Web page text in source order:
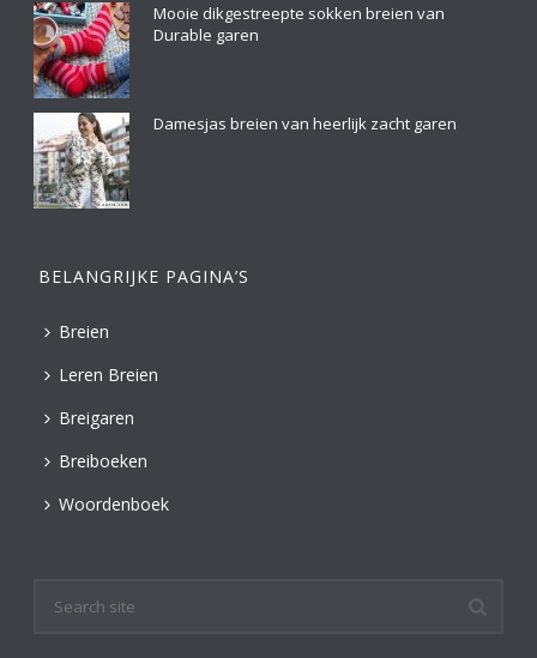
Mooie dikgestreepte sokken breien van
Durable garen
Damesjas breien van heerlijk zacht garen
BELANGRIJKE PAGINA’S
Breien
Leren Breien
Breigaren
Breiboeken
Woordenboek